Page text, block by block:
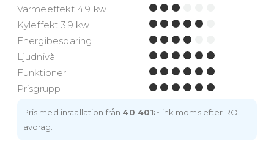
Värmeeffekt 4.9 kw
Kyleffekt 3.9 kw
Energibesparing
Ljudnivå
Funktioner
Prisgrupp
Pris med installation från 40 401:- ink moms efter ROT-
avdrag.